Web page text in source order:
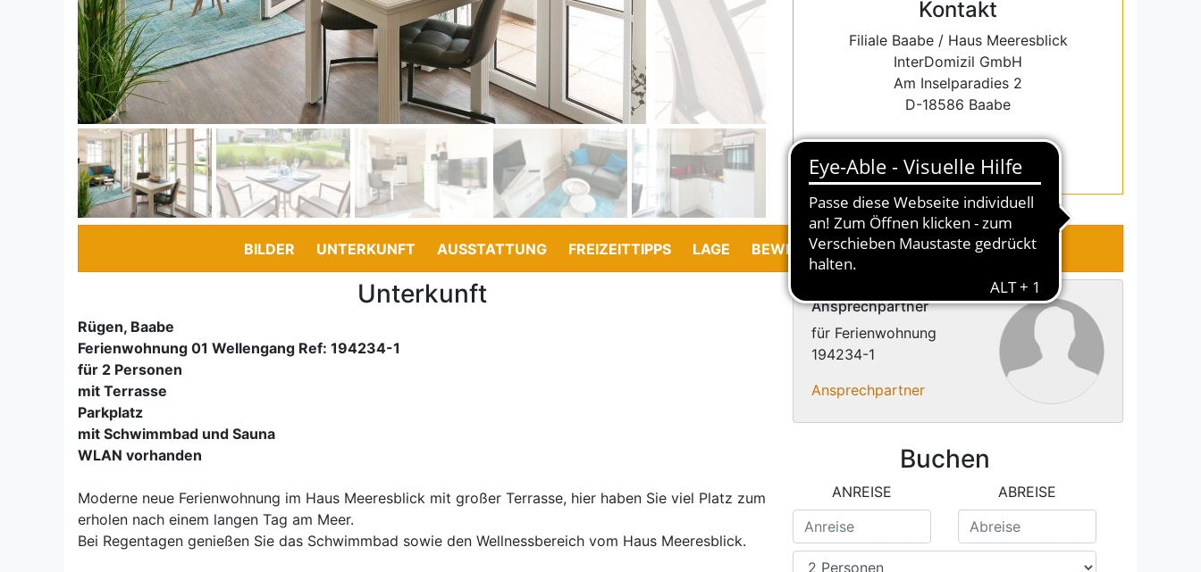
Kontakt
Filiale Baabe / Haus Meeresblick
InterDomizil GmbH
Am Inselparadies 2
D-18586 Baabe
Tel.: (+49) 038303 38000
E-Mail: baabe@interdomizil.de
BILDER UNTERKUNFT AUSSTATTUNG FREIZEITTIPPS LAGE BEWERTUNGEN KONTAKT
Unterkunft
Rügen, Baabe
Ferienwohnung 01 Wellengang Ref: 194234-1
für 2 Personen
mit Terrasse
Parkplatz
mit Schwimmbad und Sauna
WLAN vorhanden
Moderne neue Ferienwohnung im Haus Meeresblick mit großer Terrasse, hier haben Sie viel Platz zum
erholen nach einem langen Tag am Meer.
Bei Regentagen genießen Sie das Schwimmbad sowie den Wellnessbereich vom Haus Meeresblick.
Ansprechpartner
für Ferienwohnung
194234-1
Ansprechpartner
Buchen
ANREISE ABREISE